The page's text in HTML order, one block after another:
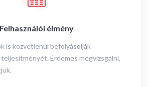
Felhasználói élmény
is közvetlenül befolyásolják
Érdemes megvizsgálni,